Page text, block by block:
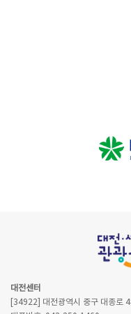
대전센터
[34922] 대전광역시 중구 대종로